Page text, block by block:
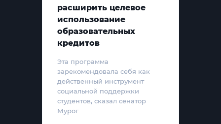
расширить целевое
использование
образовательных
кредитов
Эта программа
зарекомендовала себя как
действенный инструмент
социальной поддержки
студентов, сказал сенатор
Мурог